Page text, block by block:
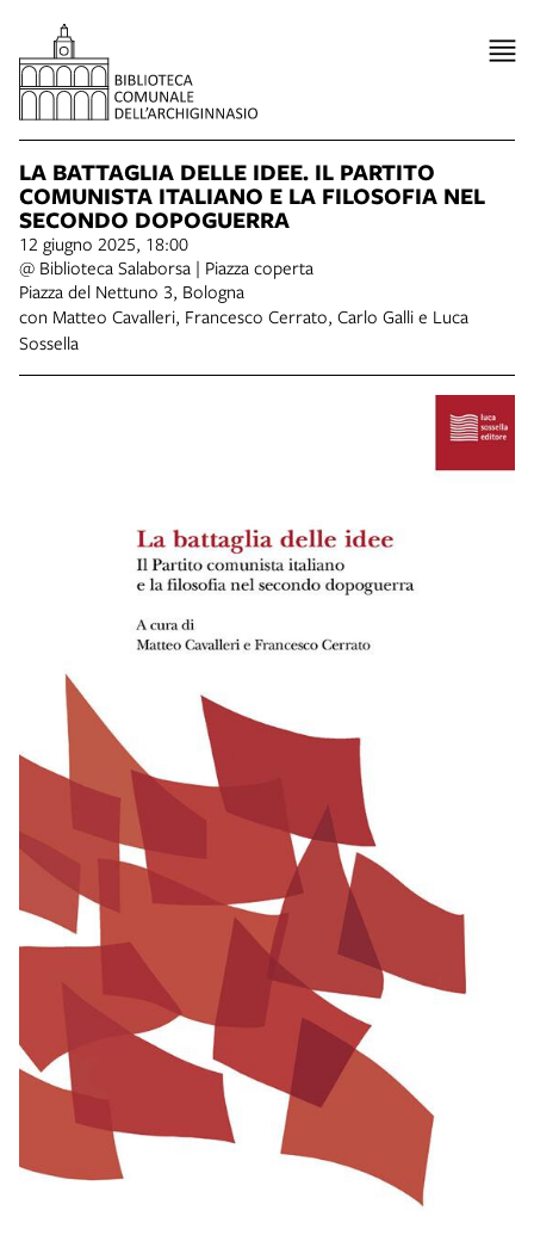
LA BATTAGLIA DELLE IDEE. IL PARTITO
COMUNISTA ITALIANO E LA FILOSOFIA NEL
SECONDO DOPOGUERRA
12 giugno 2025, 18:00
@ Biblioteca Salaborsa | Piazza coperta
Piazza del Nettuno 3, Bologna
con Matteo Cavalleri, Francesco Cerrato, Carlo Galli e Luca
Sossella